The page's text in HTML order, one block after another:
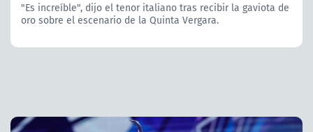
"Es increíble", dijo el tenor italiano tras recibir la gaviota de
oro sobre el escenario de la Quinta Vergara.